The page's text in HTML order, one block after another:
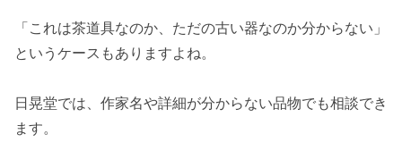
「これは茶道具なのか、ただの古い器なのか分からない」
というケースもありますよね。
日晃堂では、作家名や詳細が分からない品物でも相談でき
ます。